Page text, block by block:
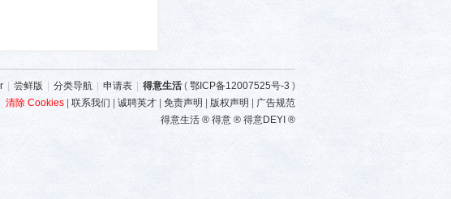
尝鲜版 分类导航 申请表 得意生活 ( 鄂ICP备12007525号-3 )
清除 Cookies
联系我们 诚聘英才 免责声明 版权声明
广告规范
得意生活 ® 得意 ® 得意DEYI ®